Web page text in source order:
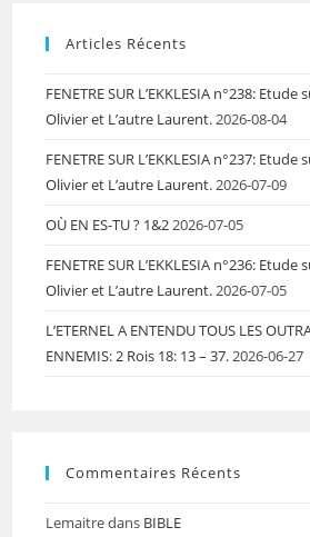
Articles Récents
FENETRE SUR L’EKKLESIA n°238:
Olivier et L’autre Laurent.2026-08-04
FENETRE SUR L’EKKLESIA n°237:
Olivier et L’autre Laurent.2026-07-09
OÙ EN ES-TU ? 1&22026-07-05
FENETRE SUR L’EKKLESIA n°236:
Olivier et L’autre Laurent.2026-07-05
L’ETERNEL A ENTENDU TOUS LES
ENNEMIS: 2 Rois 18: 13 – 37.2026-06-27
Commentaires Récents
Lemaitredans BIBLE